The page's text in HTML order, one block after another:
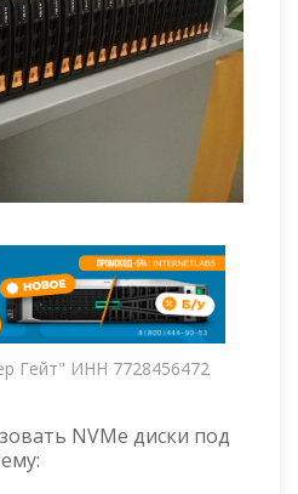
Гейт" ИНН 7728456472
NVMe диски под